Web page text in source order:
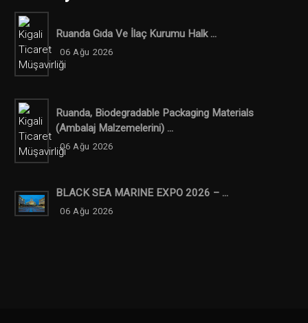
Ruanda Gıda Ve İlaç Kurumu Halk ...
06 Ağu 2026
Ruanda, Biodegradable Packaging Materials
(ambalaj Malzemelerini) ...
06 Ağu 2026
BLACK SEA MARINE EXPO 2026 – ...
06 Ağu 2026